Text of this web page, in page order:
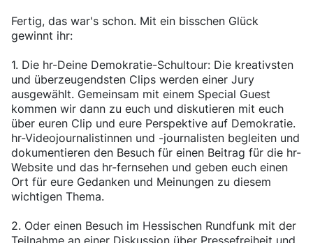
Fertig, das war's schon. Mit ein bisschen Glück
gewinnt ihr:
1. Die hr-Deine Demokratie-Schultour: Die kreativsten
und überzeugendsten Clips werden einer Jury
ausgewählt. Gemeinsam mit einem Special Guest
kommen wir dann zu euch und diskutieren mit euch
über euren Clip und eure Perspektive auf Demokratie.
hr-Videojournalistinnen und -journalisten begleiten und
dokumentieren den Besuch für einen Beitrag für die hr-
Website und das hr-fernsehen und geben euch einen
Ort für eure Gedanken und Meinungen zu diesem
wichtigen Thema.
2. Oder einen Besuch im Hessischen Rundfunk mit der